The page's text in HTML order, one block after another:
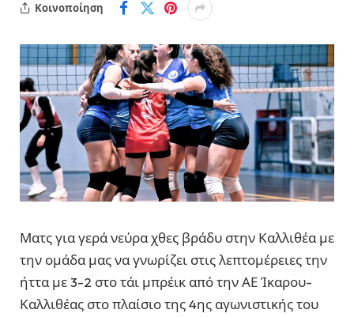
Κοινοποίηση
Ματς για γερά νεύρα χθες βράδυ στην Καλλιθέα με
την ομάδα μας να γνωρίζει στις λεπτομέρειες την
ήττα με 3-2 στο τάι μπρέικ από την ΑΕ Ίκαρου-
Καλλιθέας στο πλαίσιο της 4ης αγωνιστικής του